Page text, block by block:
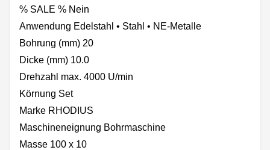
% SALE % Nein
Anwendung Edelstahl • Stahl • NE-Metalle
Bohrung (mm) 20
Dicke (mm) 10.0
Drehzahl max. 4000 U/min
Körnung Set
Marke RHODIUS
Maschineneignung Bohrmaschine
Masse 100 x 10